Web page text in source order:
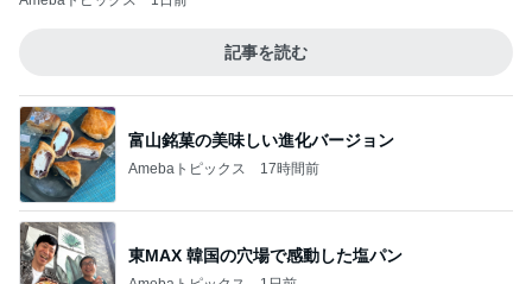
Amebaトピックス 1日前
ライブとレッスンでへとへとな体
Amebaトピックス 1日前